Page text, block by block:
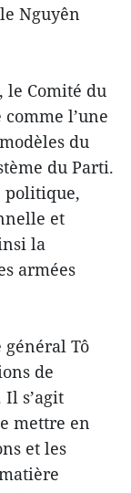
Nguyên
le Comité du
l’une
du
du Parti.
politique,
et
la
armées
général Tô
de
s’agit
mettre en
et les